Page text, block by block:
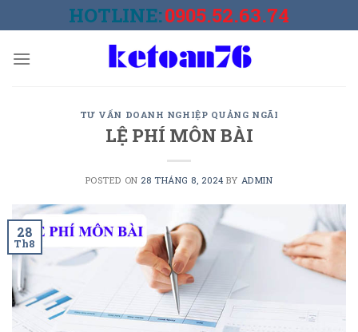
to
HOTLINE:0905.52.63.74
TƯ VẤN DOANH NGHIỆP QUẢNG NGÃI
LỆ PHÍ MÔN BÀI
POSTED ON 28 THÁNG 8, 2024 BY ADMIN
28
Th8